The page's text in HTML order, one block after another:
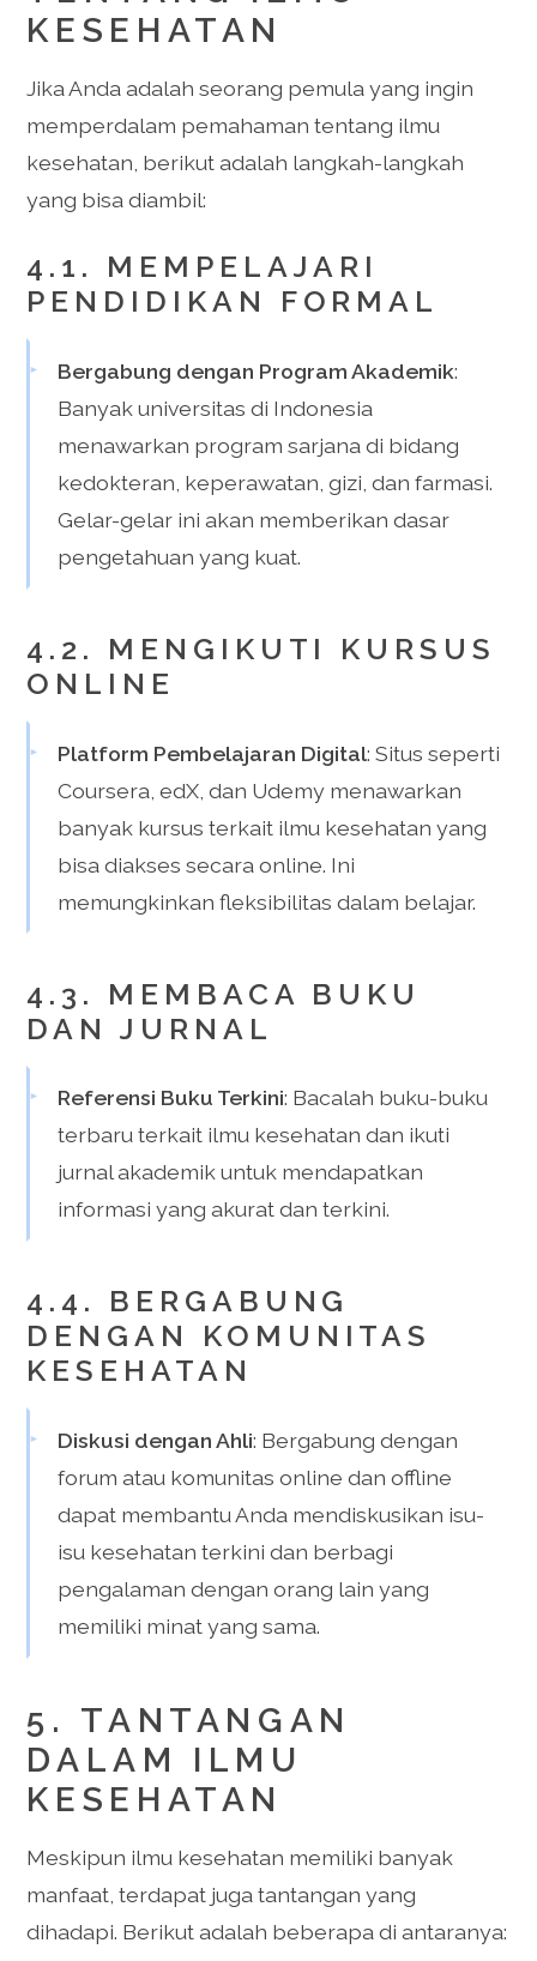
KESEHATAN
Jika Anda adalah seorang pemula yang ingin
memperdalam pemahaman tentang ilmu
kesehatan, berikut adalah langkah-langkah
yang bisa diambil:
4.1. MEMPELAJARI
PENDIDIKAN FORMAL
Bergabung dengan Program Akademik:
Banyak universitas di Indonesia
menawarkan program sarjana di bidang
kedokteran, keperawatan, gizi, dan farmasi.
Gelar-gelar ini akan memberikan dasar
pengetahuan yang kuat.
4.2. MENGIKUTI KURSUS
ONLINE
Platform Pembelajaran Digital: Situs seperti
Coursera, edX, dan Udemy menawarkan
banyak kursus terkait ilmu kesehatan yang
bisa diakses secara online. Ini
memungkinkan fleksibilitas dalam belajar.
4.3. MEMBACA BUKU
DAN JURNAL
Referensi Buku Terkini: Bacalah buku-buku
terbaru terkait ilmu kesehatan dan ikuti
jurnal akademik untuk mendapatkan
informasi yang akurat dan terkini.
4.4. BERGABUNG
DENGAN KOMUNITAS
KESEHATAN
Diskusi dengan Ahli: Bergabung dengan
forum atau komunitas online dan offline
dapat membantu Anda mendiskusikan isu-
isu kesehatan terkini dan berbagi
pengalaman dengan orang lain yang
memiliki minat yang sama.
5. TANTANGAN
DALAM ILMU
KESEHATAN
Meskipun ilmu kesehatan memiliki banyak
manfaat, terdapat juga tantangan yang
dihadapi. Berikut adalah beberapa di antaranya: